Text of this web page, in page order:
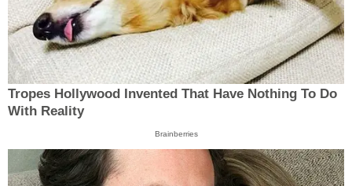
Tropes Hollywood Invented That Have Nothing To Do
With Reality
Brainberries